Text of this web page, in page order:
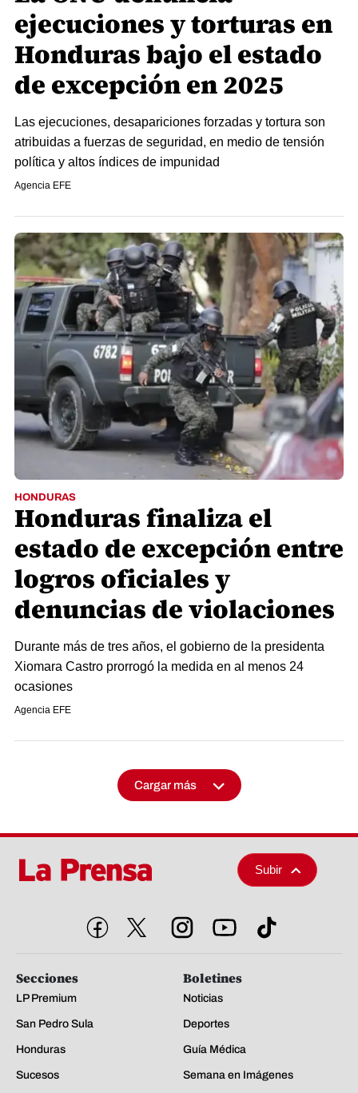
ejecuciones y torturas en
Honduras bajo el estado
de excepción en 2025
Las ejecuciones, desapariciones forzadas y tortura son
atribuidas a fuerzas de seguridad, en medio de tensión
política y altos índices de impunidad
Agencia EFE
HONDURAS
Honduras finaliza el
estado de excepción entre
logros oficiales y
denuncias de violaciones
Durante más de tres años, el gobierno de la presidenta
Xiomara Castro prorrogó la medida en al menos 24
ocasiones
Agencia EFE
Cargar más
Subir
Secciones
LP Premium
San Pedro Sula
Honduras
Sucesos
Boletines
Noticias
Deportes
Guía Médica
Semana en Imágenes